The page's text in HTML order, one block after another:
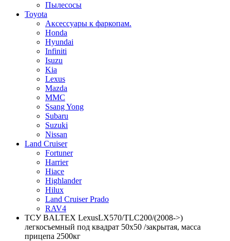
Пылесосы
Toyota
Аксессуары к фаркопам.
Honda
Hyundai
Infiniti
Isuzu
Kia
Lexus
Mazda
MMC
Ssang Yong
Subaru
Suzuki
Nissan
Land Cruiser
Fortuner
Harrier
Hiace
Highlander
Hilux
Land Cruiser Prado
RAV4
ТСУ BALTEX LexusLX570/TLC200/(2008->)
легкосъемный под квадрат 50х50 /закрытая, масса
прицепа 2500кг